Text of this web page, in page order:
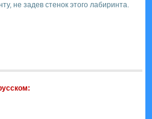
не задев стенок этого лабиринта.